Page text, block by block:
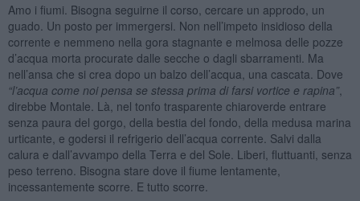
Amo i fiumi. Bisogna seguirne il corso, cercare un approdo, un
guado. Un posto per immergersi. Non nell’impeto insidioso della
corrente e nemmeno nella gora stagnante e melmosa delle pozze
d’acqua morta procurate dalle secche o dagli sbarramenti. Ma
nell’ansa che si crea dopo un balzo dell’acqua, una cascata. Dove
“l’acqua come noi pensa se stessa prima di farsi vortice e rapina”,
direbbe Montale. Là, nel tonfo trasparente chiaroverde entrare
senza paura del gorgo, della bestia del fondo, della medusa marina
urticante, e godersi il refrigerio dell’acqua corrente. Salvi dalla
calura e dall’avvampo della Terra e del Sole. Liberi, fluttuanti, senza
peso terreno. Bisogna stare dove il fiume lentamente,
incessantemente scorre. E tutto scorre.